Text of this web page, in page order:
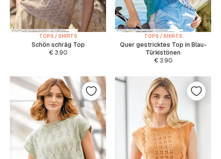
TOPS / SHIRTS
Schön schräg Top
€3.90
TOPS / SHIRTS
Quer gestricktes Top in Blau-
Türkistönen
€3.90